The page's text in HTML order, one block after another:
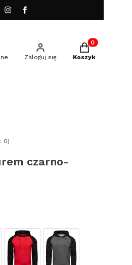
Zaloguj się
Produkty w
Koszyk
0)
czarno-